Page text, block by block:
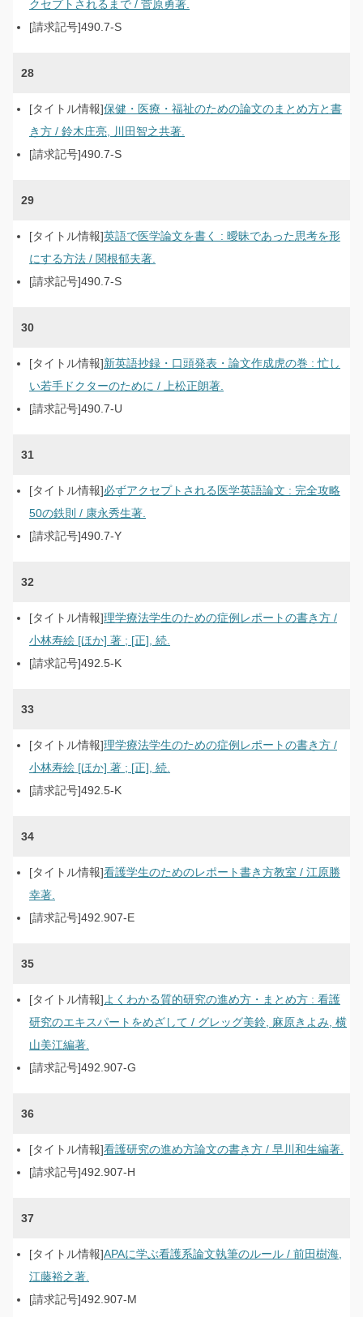
クセプトされるまで / 菅原勇著.
490.7-S
28
保健・医療・福祉のための論文のまとめ方と書
き方 / 鈴木庄亮, 川田智之共著.
490.7-S
29
英語で医学論文を書く : 曖昧であった思考を形
にする方法 / 関根郁夫著.
490.7-S
30
新英語抄録・口頭発表・論文作成虎の巻 : 忙し
い若手ドクターのために / 上松正朗著.
490.7-U
31
必ずアクセプトされる医学英語論文 : 完全攻略
50の鉄則 / 康永秀生著.
490.7-Y
32
理学療法学生のための症例レポートの書き方 /
小林寿絵 [ほか] 著 ; [正], 続.
492.5-K
33
理学療法学生のための症例レポートの書き方 /
小林寿絵 [ほか] 著 ; [正], 続.
492.5-K
34
看護学生のためのレポート書き方教室 / 江原勝
幸著.
492.907-E
35
よくわかる質的研究の進め方・まとめ方 : 看護
研究のエキスパートをめざして / グレッグ美鈴, 麻原きよみ, 横
山美江編著.
492.907-G
36
看護研究の進め方論文の書き方 / 早川和生編著.
492.907-H
37
APAに学ぶ看護系論文執筆のルール / 前田樹海,
江藤裕之著.
492.907-M